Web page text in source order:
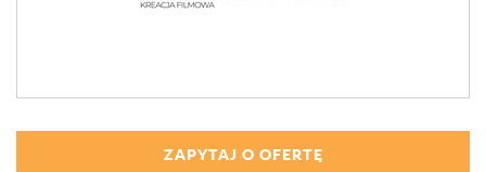
ZAPYTAJ O OFERTĘ